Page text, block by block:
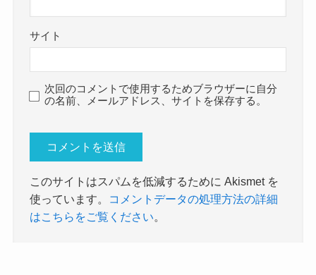
サイト
次回のコメントで使用するためブラウザーに自分
の名前、メールアドレス、サイトを保存する。
このサイトはスパムを低減するために Akismet を
使っています。
コメントデータの処理方法の詳細
はこちらをご覧ください。